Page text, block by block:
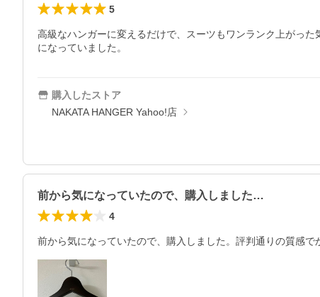
5
高級なハンガーに変えるだけで、スーツもワンランク上がっ
になっていました。
購入したストア
NAKATA HANGER Yahoo!店
前から気になっていたので、購入しました…
4
前から気になっていたので、購入しました。評判通りの質感